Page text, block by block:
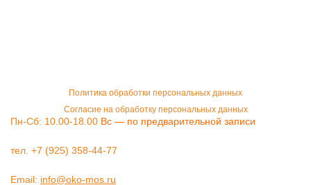
Политика обработки персональных данных
Согласие на обработку персональных данных
Пн-Сб: 10.00-18.00 Вс — по предварительной записи
тел. +7 (925) 358-44-77
Email: info@oko-mos.ru